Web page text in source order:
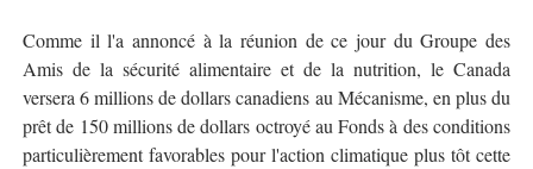
Comme il l'a annoncé à la réunion de ce jour du Groupe des
Amis de la sécurité alimentaire et de la nutrition, le Canada
versera 6 millions de dollars canadiens au Mécanisme, en plus du
prêt de 150 millions de dollars octroyé au Fonds à des conditions
particulièrement favorables pour l'action climatique plus tôt cette